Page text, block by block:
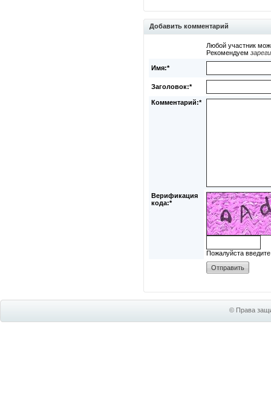
Добавить комментарий
Любой участник
Рекомендуем
Имя:*
Заголовок:*
Комментарий:*
Верификация
кода:*
Пожалуйста
© Права